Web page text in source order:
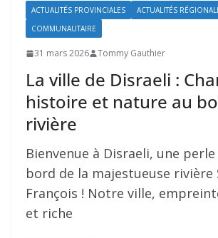
ACTUALITÉS PROVINCIALES
ACTUALITÉS
COMMUNAUTAIRE
31 mars 2026 Tommy Gauthier
La ville de Disraeli :
histoire et nature au
rivière
Bienvenue à Disraeli, une perle
bord de la majestueuse rivière
François ! Notre ville,
et riche